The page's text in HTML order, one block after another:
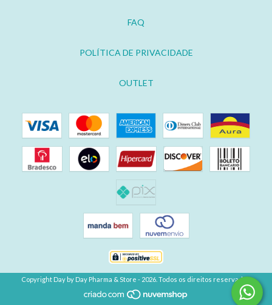
FAQ
POLÍTICA DE PRIVACIDADE
OUTLET
Copyright Day by Day Pharma & Store - 2026. Todos os direitos reservados.